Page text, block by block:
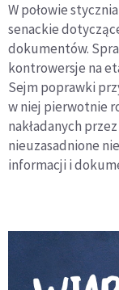
W połowie
senackie
dokumentów.
kontrowersje na
Sejm poprawki
w niej pierwotnie
nakładanych
nieuzasadnione
informacji i